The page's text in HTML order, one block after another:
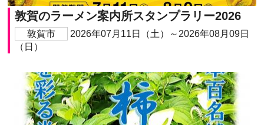
敦賀のラーメン案内所スタンプラリー2026
敦賀市
2026年07月11日（土）～2026年08月09日
（日）